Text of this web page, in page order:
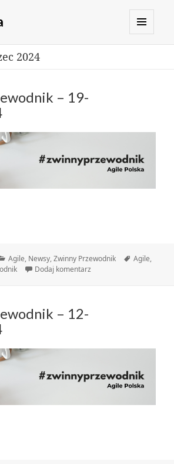
2024
– 19-
Kategorie
Agile, Newsy,Zwinny Przewodnik Tagi
Agile,
Dodaj komentarz
– 12-